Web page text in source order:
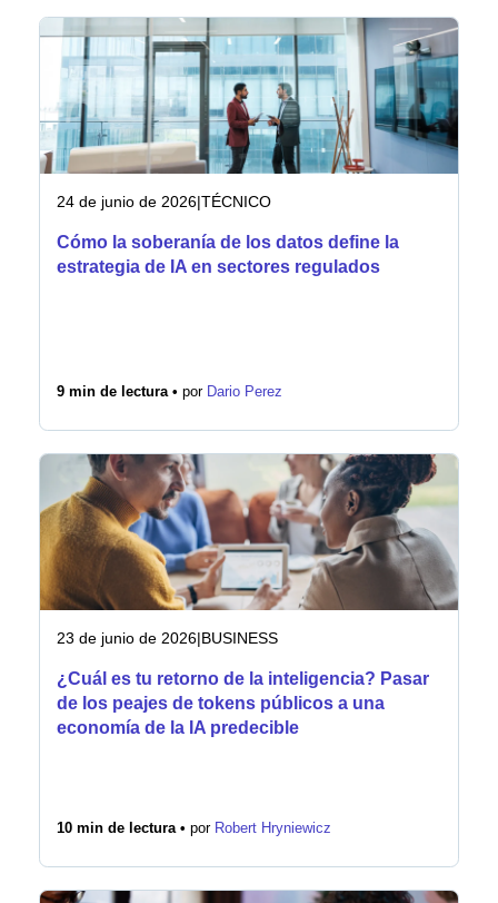
24 de junio de 2026|TÉCNICO
Cómo la soberanía de los datos define la
estrategia de IA en sectores regulados
9 min de lectura • por Dario Perez
23 de junio de 2026|BUSINESS
¿Cuál es tu retorno de la inteligencia? Pasar
de los peajes de tokens públicos a una
economía de la IA predecible
10 min de lectura • por Robert Hryniewicz